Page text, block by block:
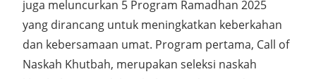
juga meluncurkan 5 Program Ramadhan 2025
yang dirancang untuk meningkatkan keberkahan
dan kebersamaan umat. Program pertama, Call of
Naskah Khutbah, merupakan seleksi naskah